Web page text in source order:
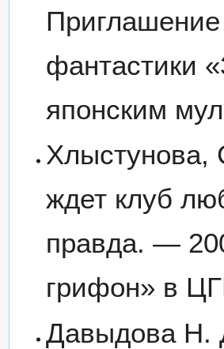
фантастики
японским
Хлыстунова,
ждет клуб
правда. —
грифон» в
Давыдова Н.